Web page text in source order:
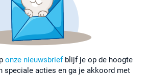
onze nieuwsbrief blijf je op de hoogte
speciale acties en ga je akkoord met